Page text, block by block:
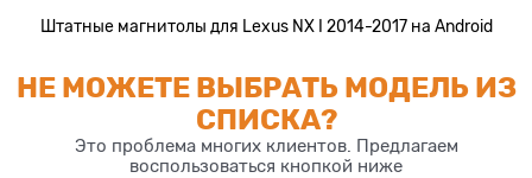
Штатные магнитолы для Lexus NX I 2014-2017 на Android
НЕ МОЖЕТЕ ВЫБРАТЬ МОДЕЛЬ ИЗ
СПИСКА?
Это проблема многих клиентов. Предлагаем
воспользоваться кнопкой ниже